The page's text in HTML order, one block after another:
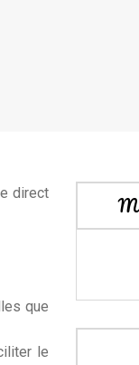
direct
que
le